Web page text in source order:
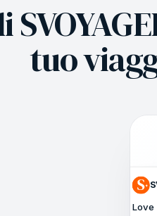
tuo
Love